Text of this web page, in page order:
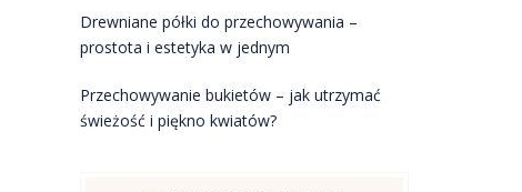
Drewniane półki do przechowywania –
prostota i estetyka w jednym
Przechowywanie bukietów – jak utrzymać
świeżość i piękno kwiatów?